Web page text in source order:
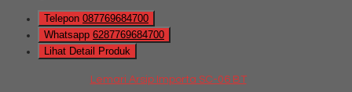
Telepon 087769684700
Whatsapp 6287769684700
Lihat Detail Produk
Lemari Arsip Importa SC-06 BT